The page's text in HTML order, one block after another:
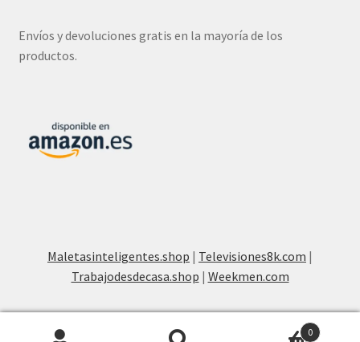
Envíos y devoluciones gratis en la mayoría de los
productos.
Maletasinteligentes.shop | Televisiones8k.com |
Trabajodesdecasa.shop | Weekmen.com
0